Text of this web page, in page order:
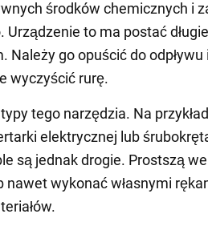
środków chemicznych i
to ma postać
go opuścić do odpływu
wyczyścić rurę.
tego narzędzia. Na
elektrycznej lub
są jednak drogie. Prostszą
nawet wykonać własnymi